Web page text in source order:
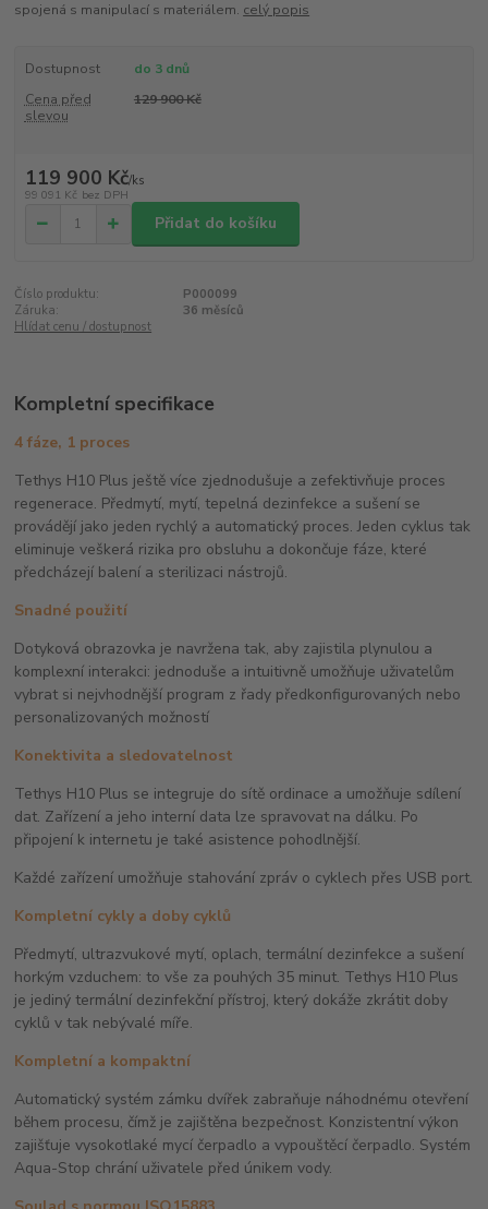
spojená s manipulací s materiálem. celý popis
Dostupnost
do 3 dnů
Cena před
slevou
129 900 Kč
119 900 Kč/ks
99 091 Kč bez DPH
Přidat do košíku
Číslo produktu:
P000099
Záruka:
36 měsíců
Hlídat cenu / dostupnost
Kompletní specifikace
4 fáze, 1 proces
Tethys H10 Plus ještě více zjednodušuje a zefektivňuje proces
regenerace. Předmytí, mytí, tepelná dezinfekce a sušení se
provádějí jako jeden rychlý a automatický proces. Jeden cyklus tak
eliminuje veškerá rizika pro obsluhu a dokončuje fáze, které
předcházejí balení a sterilizaci nástrojů.
Snadné použití
Dotyková obrazovka je navržena tak, aby zajistila plynulou a
komplexní interakci: jednoduše a intuitivně umožňuje uživatelům
vybrat si nejvhodnější program z řady předkonfigurovaných nebo
personalizovaných možností
Konektivita a sledovatelnost
Tethys H10 Plus se integruje do sítě ordinace a umožňuje sdílení
dat. Zařízení a jeho interní data lze spravovat na dálku. Po
připojení k internetu je také asistence pohodlnější.
Každé zařízení umožňuje stahování zpráv o cyklech přes USB port.
Kompletní cykly a doby cyklů
Předmytí, ultrazvukové mytí, oplach, termální dezinfekce a sušení
horkým vzduchem: to vše za pouhých 35 minut. Tethys H10 Plus
je jediný termální dezinfekční přístroj, který dokáže zkrátit doby
cyklů v tak nebývalé míře.
Kompletní a kompaktní
Automatický systém zámku dvířek zabraňuje náhodnému otevření
během procesu, čímž je zajištěna bezpečnost. Konzistentní výkon
zajišťuje vysokotlaké mycí čerpadlo a vypouštěcí čerpadlo. Systém
Aqua-Stop chrání uživatele před únikem vody.